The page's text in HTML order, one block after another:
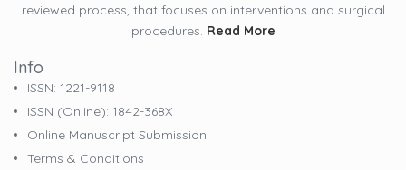
reviewed process, that focuses on interventions and surgical
procedures. Read More
Info
ISSN: 1221-9118
ISSN (online): 1842-368X
Online Manuscript Submission
Terms & Conditions